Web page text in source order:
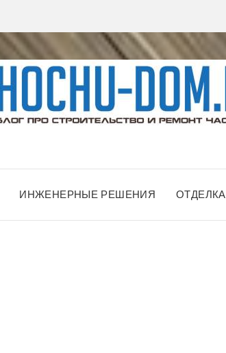
ИНЖЕНЕРНЫЕ РЕШЕНИЯ ОТДЕЛКА